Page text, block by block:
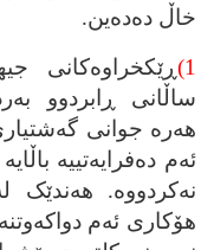
خاڵ ده‌ده‌ین.
1) ڕێکخراوه‌کانی
ساڵانی ڕابردوو
هه‌ره‌ جوانی
ئه‌م ده‌فرایه‌تییه‌
نه‌کردووه‌. هه‌ندێک
هۆکاری ئه‌م